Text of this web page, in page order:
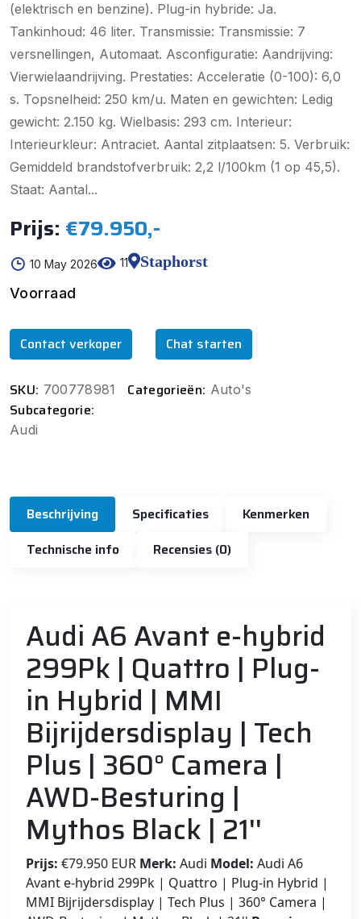
(elektrisch en benzine). Plug-in hybride: Ja.
Tankinhoud: 46 liter. Transmissie: Transmissie: 7
versnellingen, Automaat. Asconfiguratie: Aandrijving:
Vierwielaandrijving. Prestaties: Acceleratie (0-100): 6,0
s. Topsnelheid: 250 km/u. Maten en gewichten: Ledig
gewicht: 2.150 kg. Wielbasis: 293 cm. Interieur:
Interieurkleur: Antraciet. Aantal zitplaatsen: 5. Verbruik:
Gemiddeld brandstofverbruik: 2,2 l/100km (1 op 45,5).
Staat: Aantal...
Prijs: €79.950,-
10 May 2026 11
Staphorst
Voorraad
Contact verkoper Chat starten
SKU: 700778981 Categorieën: Auto's
Subcategorie:
Audi
Beschrijving Specificaties
Kenmerken
Technische info
Recensies (0)
Audi A6 Avant e-hybrid
299Pk | Quattro | Plug-
in Hybrid | MMI
Bijrijdersdisplay | Tech
Plus | 360° Camera |
AWD-Besturing |
Mythos Black | 21''
Prijs: €79.950 EUR Merk: Audi Model: Audi A6
Avant e-hybrid 299Pk | Quattro | Plug-in Hybrid |
MMI Bijrijdersdisplay | Tech Plus | 360° Camera |